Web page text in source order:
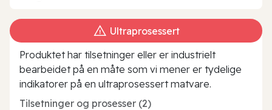
Ultraprosessert
Produktet har tilsetninger eller er industrielt
bearbeidet på en måte som vi mener er tydelige
indikatorer på en ultraprosessert matvare.
Tilsetninger og prosesser (2)